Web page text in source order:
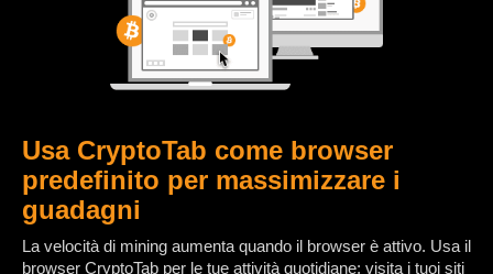
Usa CryptoTab come browser
predefinito per massimizzare i
guadagni
La velocità di mining aumenta quando il browser è attivo. Usa il
browser CryptoTab per le tue attività quotidiane: visita i tuoi siti